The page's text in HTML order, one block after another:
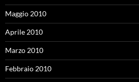
Maggio 2010
Aprile 2010
Marzo 2010
Febbraio 2010